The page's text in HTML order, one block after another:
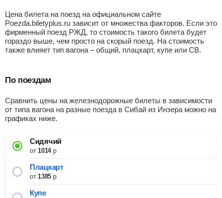
Цена билета на поезд на официальном сайте
Poezda.biletyplus.ru зависит от множества факторов. Если это
фирменный поезд РЖД, то стоимость такого билета будет
гораздо выше, чем просто на скорый поезд. На стоимость
также влияет тип вагона – общий, плацкарт, купе или СВ.
По поездам
Сравнить цены на железнодорожные билеты в зависимости
от типа вагона на разные поезда в Сибай из Инзера можно на
графиках ниже.
Сидячий
от1014р
Плацкарт
от1385р
Купе